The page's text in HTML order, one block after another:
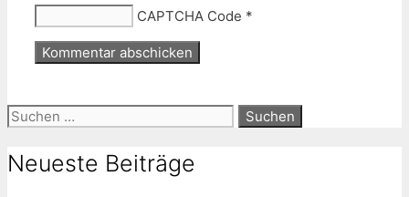
CAPTCHA Code *
Suche
Neueste Beiträge